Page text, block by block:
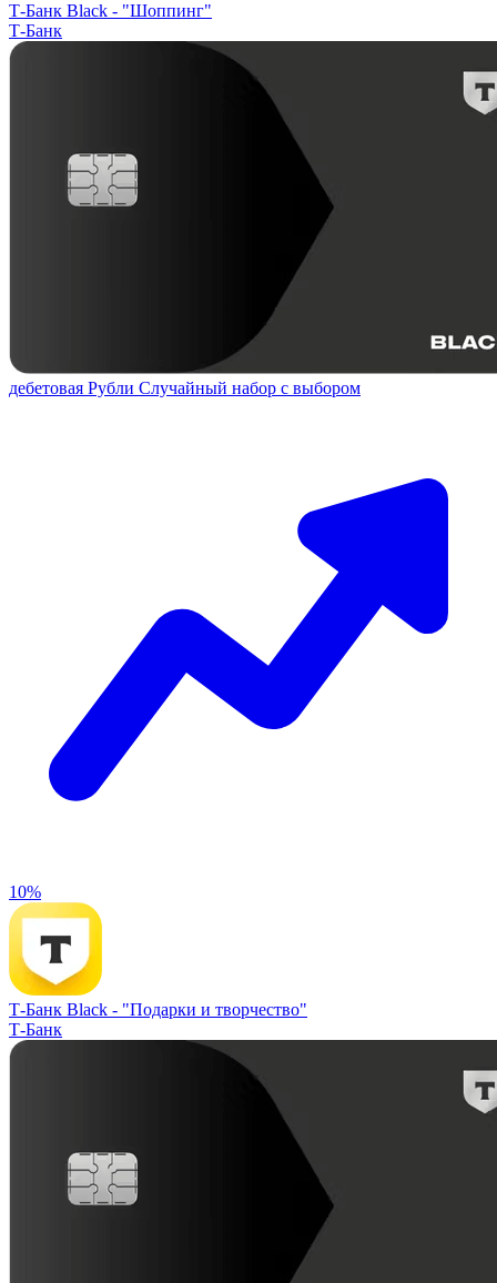
Т-Банк Black - "Шоппинг"
Т-Банк
дебетовая Рубли Случайный набор с выбором
10%
Т-Банк Black - "Подарки и творчество"
Т-Банк